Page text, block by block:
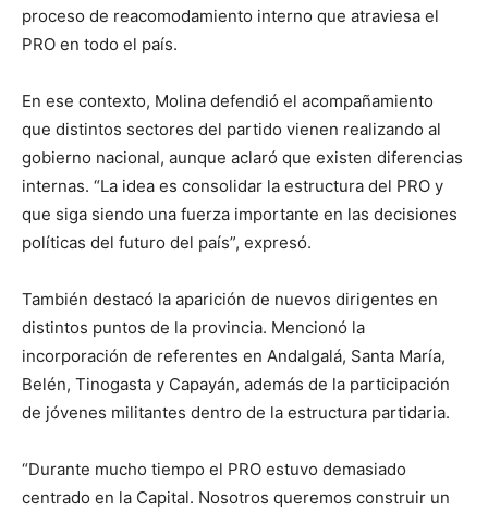
proceso de reacomodamiento interno que atraviesa el
PRO en todo el país.
En ese contexto, Molina defendió el acompañamiento
que distintos sectores del partido vienen realizando al
gobierno nacional, aunque aclaró que existen diferencias
internas. “La idea es consolidar la estructura del PRO y
que siga siendo una fuerza importante en las decisiones
políticas del futuro del país”, expresó.
También destacó la aparición de nuevos dirigentes en
distintos puntos de la provincia. Mencionó la
incorporación de referentes en Andalgalá, Santa María,
Belén, Tinogasta y Capayán, además de la participación
de jóvenes militantes dentro de la estructura partidaria.
“Durante mucho tiempo el PRO estuvo demasiado
centrado en la Capital. Nosotros queremos construir un